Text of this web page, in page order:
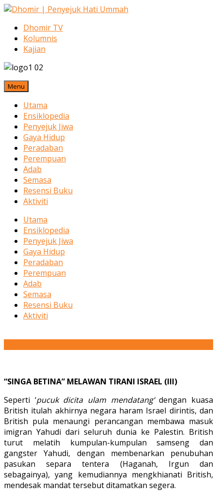
Dhomir TV
Kolumnis
Kajian
Menu
Utama
Ensiklopedia
Penyejuk Jiwa
Gaya Hidup
Peradaban
Perempuan
Adab
Semasa
Resensi Buku
Aktiviti
Utama
Ensiklopedia
Penyejuk Jiwa
Gaya Hidup
Peradaban
Perempuan
Adab
Semasa
Resensi Buku
Aktiviti
“SINGA BETINA” MELAWAN TIRANI ISRAEL (III)
Seperti ‘pucuk dicita ulam mendatang’dengan kuasa
British itulah akhirnya negara haram Israel dirintis, dan
British pula menaungi perancangan membawa masuk
imigran Yahudi dari seluruh dunia ke Palestin. British
turut melatih kumpulan-kumpulan samseng dan
gangster Yahudi, dengan membenarkan penubuhan
pasukan separa tentera (Haganah, Irgun dan
sebagainya), yang kemudiannya mengkhianati British,
mendesak mandat tersebut ditamatkan segera.